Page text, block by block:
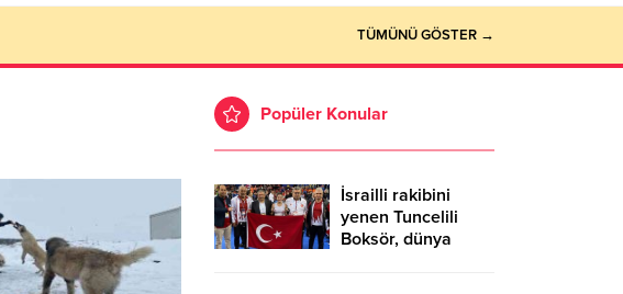
TÜMÜNÜ GÖSTER →
Popüler Konular
İsrailli rakibini
yenen Tuncelili
Boksör, dünya